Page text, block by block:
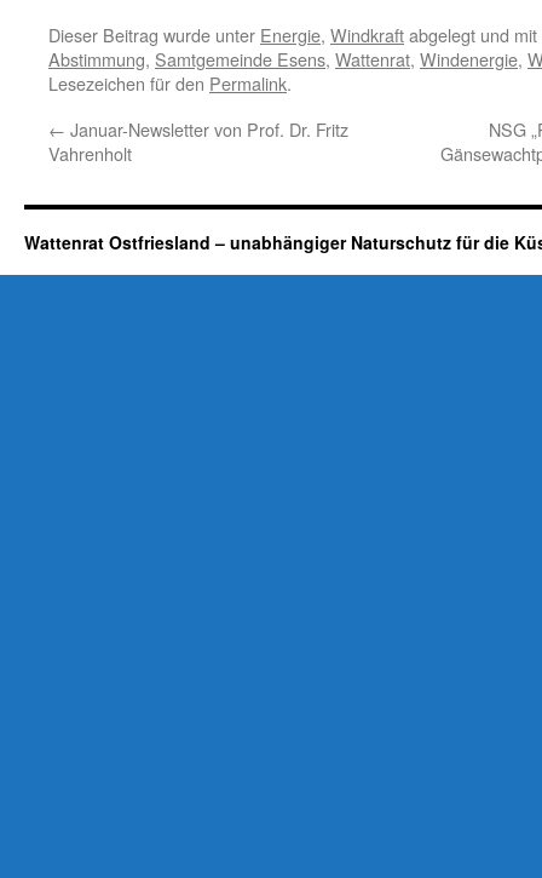
Dieser Beitrag wurde unter Energie, Windkraftabgelegt und mit
Abstimmung, Samtgemeinde Esens, Wattenrat, Windenergie,
Lesezeichen für den Permalink.
← Januar-Newsletter von Prof. Dr. Fritz
Vahrenholt
NSG
Wattenrat Ostfriesland – unabhängiger Naturschutz für die